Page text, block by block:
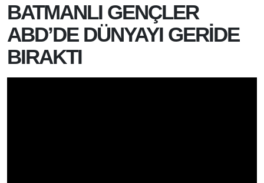
BATMANLI GENÇLER
ABD’DE DÜNYAYI GERİDE
BIRAKTI